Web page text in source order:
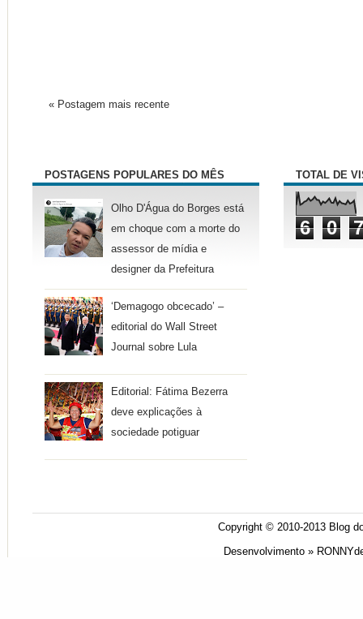
« Postagem mais recente
POSTAGENS POPULARES DO MÊS
Olho D'Água do Borges está
em choque com a morte do
assessor de mídia e
designer da Prefeitura
‘Demagogo obcecado’ –
editorial do Wall Street
Journal sobre Lula
Editorial: Fátima Bezerra
deve explicações à
sociedade potiguar
TOTAL DE
6 0 7
Copyright © 2010-2013 Blog
Desenvolvimento »